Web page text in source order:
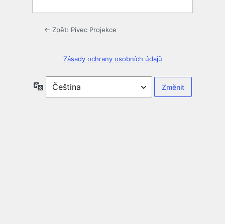
← Zpět: Pivec Projekce
Zásady ochrany osobních údajů
Jazyky